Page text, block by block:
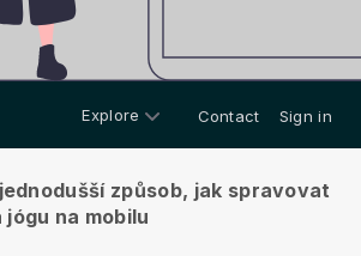
Explore Contact Sign in
způsob, jak spravovat
na mobilu